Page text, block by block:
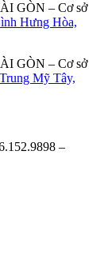
– Cơ sở
Hưng Hòa,
– Cơ sở
Mỹ Tây,
–